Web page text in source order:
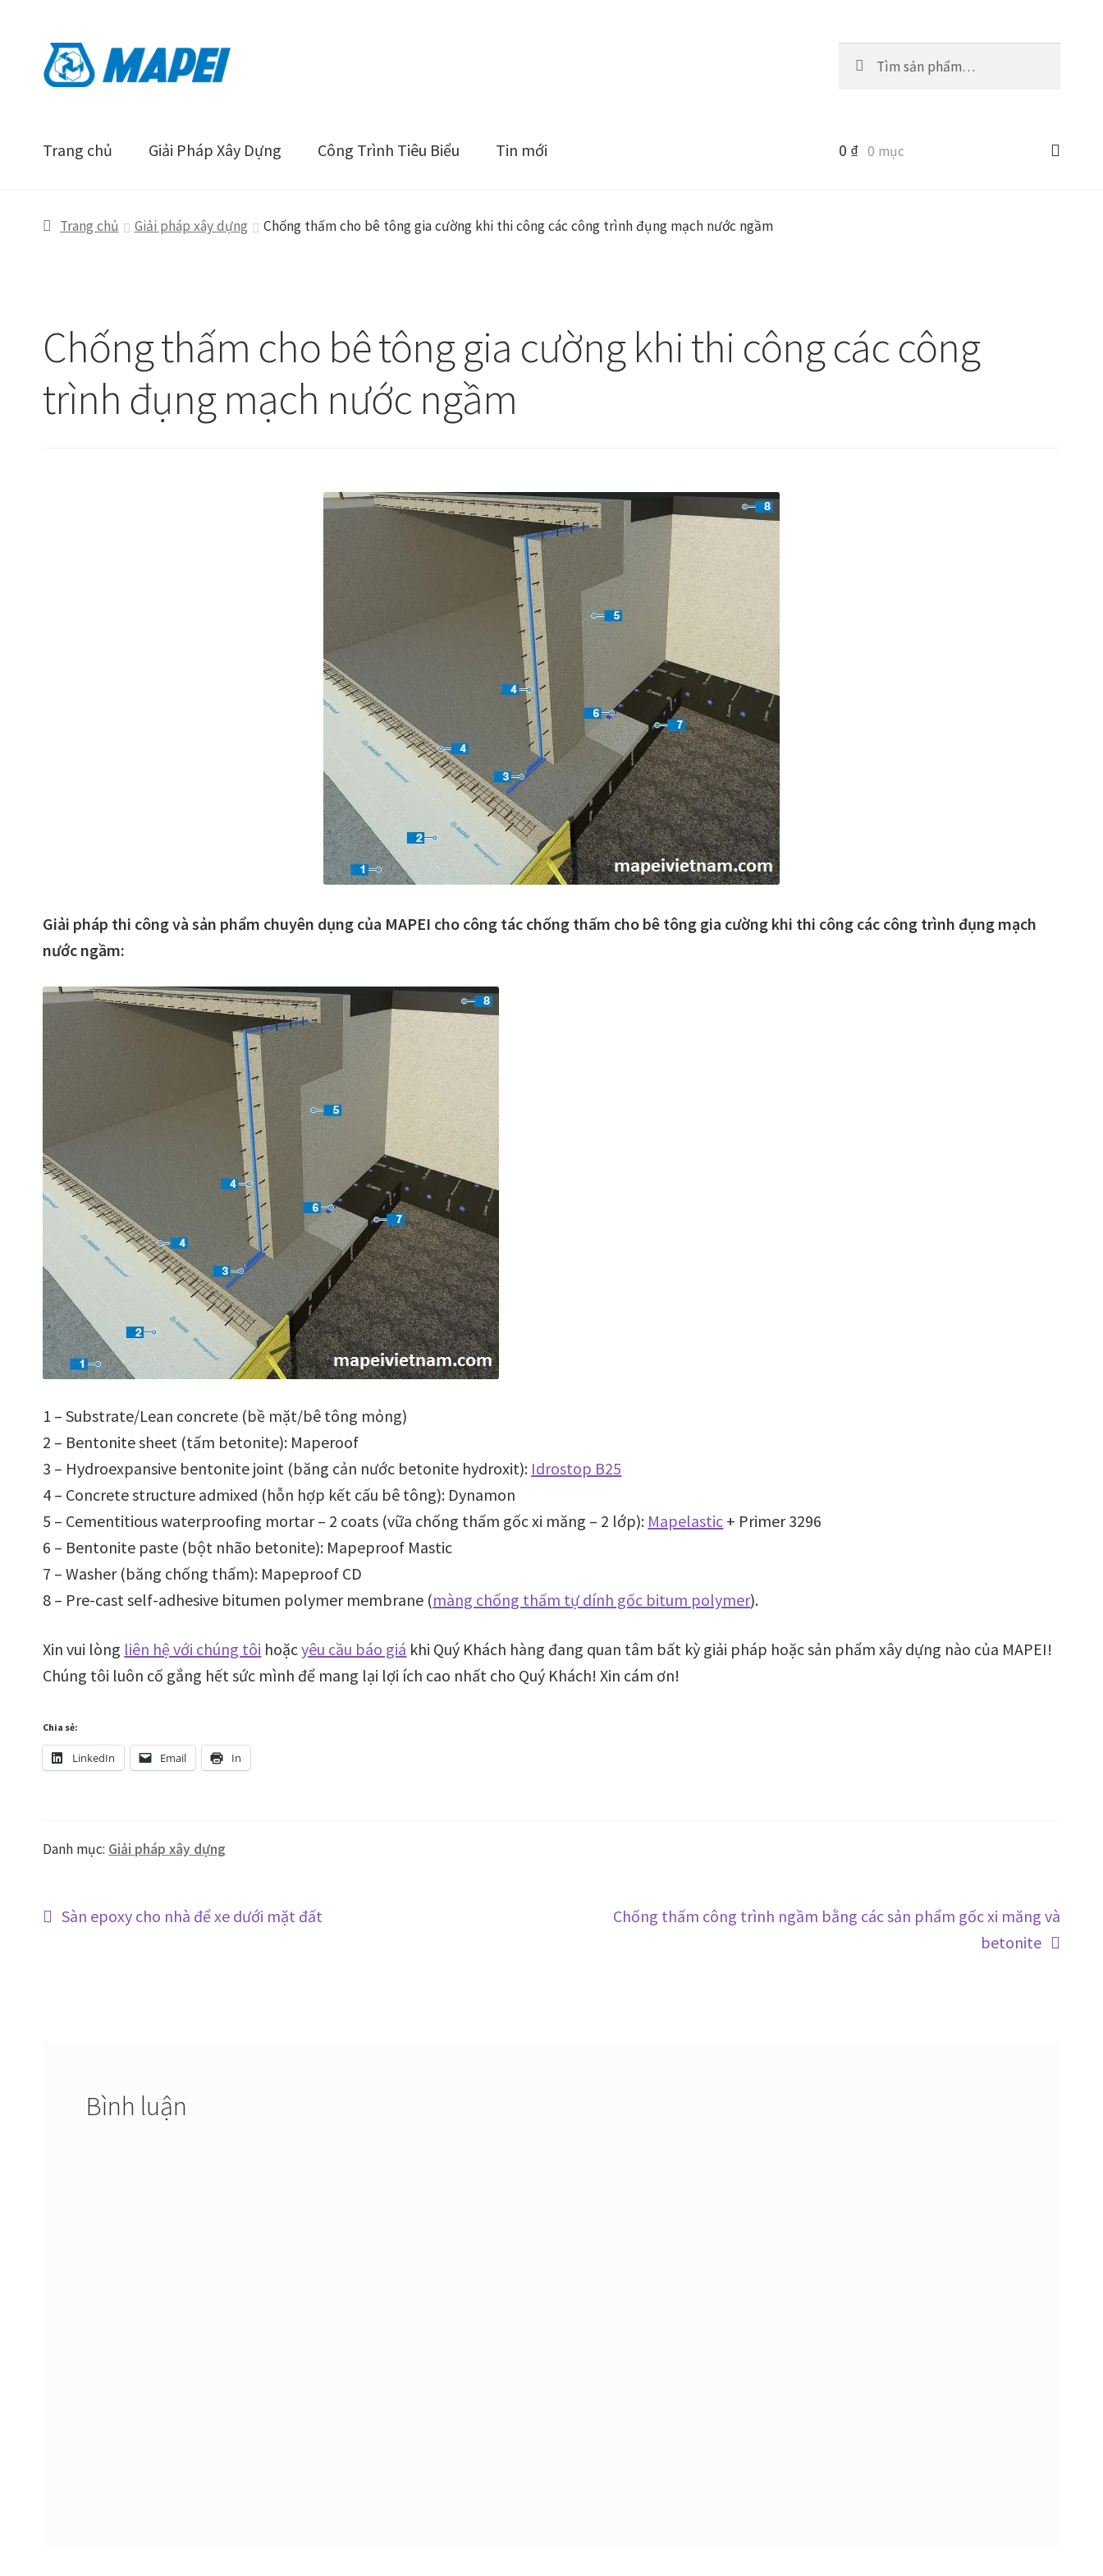
Đi
đến
Chuyển
đến
kiếm:
kiếm
Trang chủ Giải Pháp Xây Dựng Công Trình Tiêu Biểu Tin mới 0 ₫ 0 mục
Trang chủ Giải pháp xây dựng Chống thấm cho bê tông gia cường khi thi công các công trình đụng mạch nước ngầm
Chống thấm cho bê tông gia cường khi thi công các công
trình đụng mạch nước ngầm
Giải pháp thi công và sản phẩm chuyên dụng của MAPEI cho công tác chống thấm cho bê tông gia cường khi thi công các công trình đụng mạch
nước ngầm:
1 – Substrate/Lean concrete (bề mặt/bê tông mỏng)
2 – Bentonite sheet (tấm betonite): Maperoof
3 – Hydroexpansive bentonite joint (băng cản nước betonite hydroxit): Idrostop B25
4 – Concrete structure admixed (hỗn hợp kết cấu bê tông): Dynamon
5 – Cementitious waterproofing mortar – 2 coats (vữa chống thấm gốc xi măng – 2 lớp): Mapelastic + Primer 3296
6 – Bentonite paste (bột nhão betonite): Mapeproof Mastic
7 – Washer (băng chống thấm): Mapeproof CD
8 – Pre-cast self-adhesive bitumen polymer membrane (màng chống thấm tự dính gốc bitum polymer).
Xin vui lòng liên hệ với chúng tôi hoặcyêu cầu báo giá khi Quý Khách hàng đang quan tâm bất kỳ giải pháp hoặc sản phẩm xây dựng nào của MAPEI!
Chúng tôi luôn cố gắng hết sức mình để mang lại lợi ích cao nhất cho Quý Khách! Xin cám ơn!
Chia sẻ:
LinkedIn Email In
Danh mục: Giải pháp xây dựng
Điều
Bài
Sàn epoxy cho nhà để xe dưới mặt đất
Bài
Chống thấm công trình ngầm bằng các sản phẩm gốc xi măng và
betonite
Bình luận